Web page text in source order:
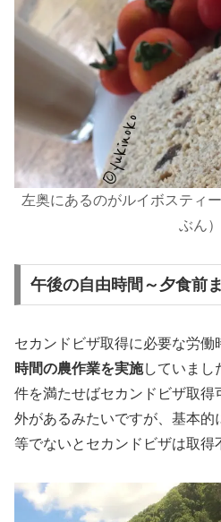
左奥にあるのがルイボスティ
ぶん）
午後の自由時間～夕食前
セカンドビザ取得に必要な労働
時間の農作業を実施していまし
件を満たせばセカンドビザ取得
外があるみたいですが、基本的
等でないとセカンドビザは取得